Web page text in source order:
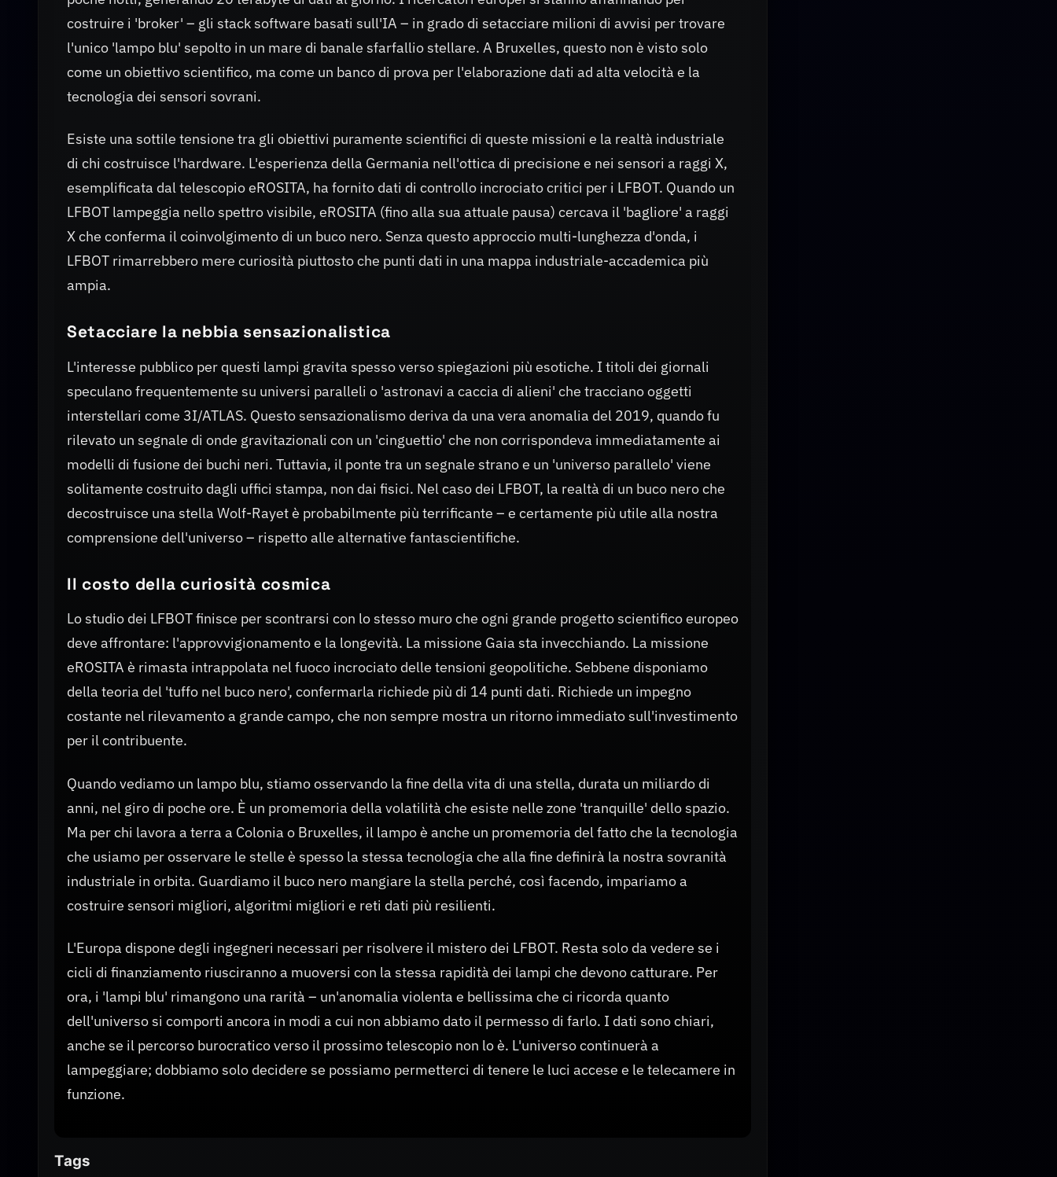
costruire i 'broker' – gli stack software basati sull'IA – in grado di setacciare milioni di avvisi per trovare
l'unico 'lampo blu' sepolto in un mare di banale sfarfallio stellare. A Bruxelles, questo non è visto solo
come un obiettivo scientifico, ma come un banco di prova per l'elaborazione dati ad alta velocità e la
tecnologia dei sensori sovrani.
Esiste una sottile tensione tra gli obiettivi puramente scientifici di queste missioni e la realtà industriale
di chi costruisce l'hardware. L'esperienza della Germania nell'ottica di precisione e nei sensori a raggi X,
esemplificata dal telescopio eROSITA, ha fornito dati di controllo incrociato critici per i LFBOT. Quando un
LFBOT lampeggia nello spettro visibile, eROSITA (fino alla sua attuale pausa) cercava il 'bagliore' a raggi
X che conferma il coinvolgimento di un buco nero. Senza questo approccio multi-lunghezza d'onda, i
LFBOT rimarrebbero mere curiosità piuttosto che punti dati in una mappa industriale-accademica più
ampia.
Setacciare la nebbia sensazionalistica
L'interesse pubblico per questi lampi gravita spesso verso spiegazioni più esotiche. I titoli dei giornali
speculano frequentemente su universi paralleli o 'astronavi a caccia di alieni' che tracciano oggetti
interstellari come 3I/ATLAS. Questo sensazionalismo deriva da una vera anomalia del 2019, quando fu
rilevato un segnale di onde gravitazionali con un 'cinguettio' che non corrispondeva immediatamente ai
modelli di fusione dei buchi neri. Tuttavia, il ponte tra un segnale strano e un 'universo parallelo' viene
solitamente costruito dagli uffici stampa, non dai fisici. Nel caso dei LFBOT, la realtà di un buco nero che
decostruisce una stella Wolf-Rayet è probabilmente più terrificante – e certamente più utile alla nostra
comprensione dell'universo – rispetto alle alternative fantascientifiche.
Il costo della curiosità cosmica
Lo studio dei LFBOT finisce per scontrarsi con lo stesso muro che ogni grande progetto scientifico europeo
deve affrontare: l'approvvigionamento e la longevità. La missione Gaia sta invecchiando. La missione
eROSITA è rimasta intrappolata nel fuoco incrociato delle tensioni geopolitiche. Sebbene disponiamo
della teoria del 'tuffo nel buco nero', confermarla richiede più di 14 punti dati. Richiede un impegno
costante nel rilevamento a grande campo, che non sempre mostra un ritorno immediato sull'investimento
per il contribuente.
Quando vediamo un lampo blu, stiamo osservando la fine della vita di una stella, durata un miliardo di
anni, nel giro di poche ore. È un promemoria della volatilità che esiste nelle zone 'tranquille' dello spazio.
Ma per chi lavora a terra a Colonia o Bruxelles, il lampo è anche un promemoria del fatto che la tecnologia
che usiamo per osservare le stelle è spesso la stessa tecnologia che alla fine definirà la nostra sovranità
industriale in orbita. Guardiamo il buco nero mangiare la stella perché, così facendo, impariamo a
costruire sensori migliori, algoritmi migliori e reti dati più resilienti.
L'Europa dispone degli ingegneri necessari per risolvere il mistero dei LFBOT. Resta solo da vedere se i
cicli di finanziamento riusciranno a muoversi con la stessa rapidità dei lampi che devono catturare. Per
ora, i 'lampi blu' rimangono una rarità – un'anomalia violenta e bellissima che ci ricorda quanto
dell'universo si comporti ancora in modi a cui non abbiamo dato il permesso di farlo. I dati sono chiari,
anche se il percorso burocratico verso il prossimo telescopio non lo è. L'universo continuerà a
lampeggiare; dobbiamo solo decidere se possiamo permetterci di tenere le luci accese e le telecamere in
funzione.
Tags